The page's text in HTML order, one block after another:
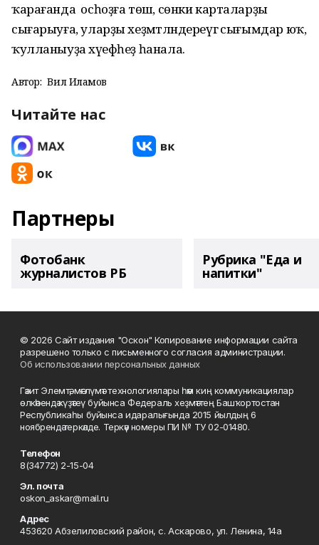
ҡарағанда осһоҙға төшә, сөнки карталарҙы
сығарыуға, уларҙы хеҙмәтләндереүгә сығымдар юҡ,
ҡулланыуҙа хәүефһеҙ һанала.
Автор: Вил Илһамов
Читайте нас
Партнеры
Фотобанк
журналистов РБ
Рубрика "Еда и
напитки"
© 2026 Сайт издания "Оскон" Копирование информации сайта
разрешено только с письменного согласия администрации.
Об использовании персональных данных
Гәзит Элемтә, мәғлүмәт технологиялары һәм киң коммуникациялар
өлкәһендә күҙәтеү буйынса Федераль хеҙмәттең Башҡортостан
Республикаһы буйынса идаралығында 2015 йылдың 6
ноябрендә теркәлде. Теркәү номеры ПИ № ТУ 02-01480.
Телефон
8(34772) 2-15-04
Эл. почта
oskon_askar@mail.ru
Адрес
453620 Абзелиловский район, с. Аскарово, ул. Ленина, 14а